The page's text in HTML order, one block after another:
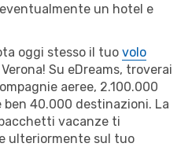
un hotel e
oggi stesso il tuo volo
Su eDreams, troverai
aeree, 2.100.000
40.000 destinazioni. La
vacanze ti
ulteriormente sul tuo